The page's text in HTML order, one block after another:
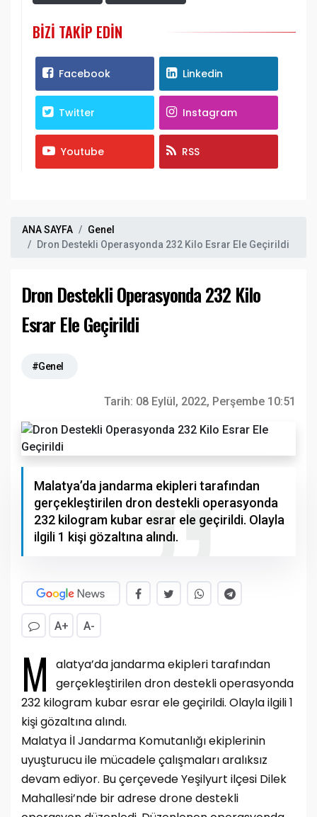
BIZI TAKIP EDIN
Facebook Linkedin
Twitter Instagram
Youtube RSS
ANA SAYFA
Genel
Dron Destekli Operasyonda 232 Kilo Esrar Ele Geçirildi
Dron Destekli Operasyonda 232 Kilo
Esrar Ele Geçirildi
#Genel
Tarih: 08 Eylül, 2022, Perşembe 10:51
Malatya’da jandarma ekipleri tarafından
gerçekleştirilen dron destekli operasyonda
232 kilogram kubar esrar ele geçirildi. Olayla
ilgili 1 kişi gözaltına alındı.
A+ A-
M
alatya’da jandarma ekipleri tarafından
gerçekleştirilen dron destekli operasyonda
232 kilogram kubar esrar ele geçirildi. Olayla ilgili 1
kişi gözaltına alındı.
Malatya İl Jandarma Komutanlığı ekiplerinin
uyuşturucu ile mücadele çalışmaları aralıksız
devam ediyor. Bu çerçevede Yeşilyurt ilçesi Dilek
Mahallesi’nde bir adrese drone destekli